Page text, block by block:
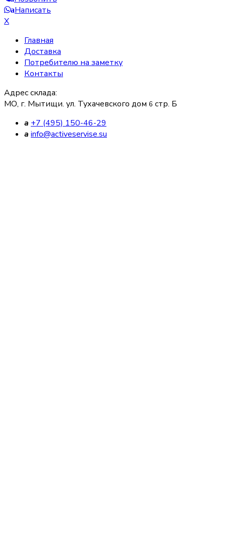
aНаписать
X
Главная
Доставка
Потребителю на заметку
Контакты
Адрес склада:
МО, г. Мытищи. ул. Тухачевского дом 6 стр. Б
a +7 (495) 150-46-29
a info@activeservise.su